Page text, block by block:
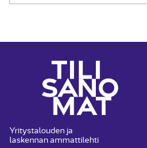
Yritystalouden ja
laskennan ammattilehti